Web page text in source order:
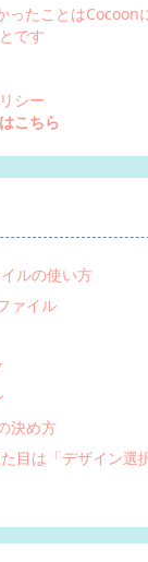
ったことはCocoon
です
シー
こちら
ルの使い方
ァイル
決め方
目は「デザイン選